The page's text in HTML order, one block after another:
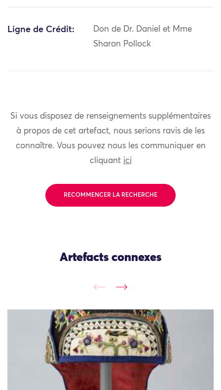
Ligne de Crédit:
Don de Dr. Daniel et Mme
Sharon Pollock
Si vous disposez de renseignements supplémentaires
à propos de cet artefact, nous serions ravis de les
connaître. Vous pouvez nous les communiquer en
cliquant ici
RECOMMENCER LA RECHERCHE
Artefacts connexes